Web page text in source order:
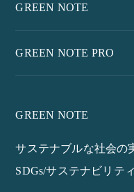
GREEN NOTE
GREEN NOTE PRO
GREEN NOTE
サステナブルな社会の
SDGs/サステナビリテ